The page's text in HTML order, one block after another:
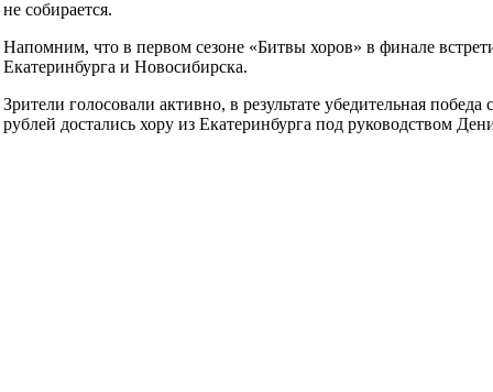
не собирается.
Напомним, что в первом сезоне «Битвы хоров» в финале
Екатеринбурга и Новосибирска.
Зрители голосовали активно, в результате убедительная
рублей достались хору из Екатеринбурга под руководством